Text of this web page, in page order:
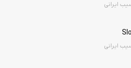
ایرانی
ایرانی